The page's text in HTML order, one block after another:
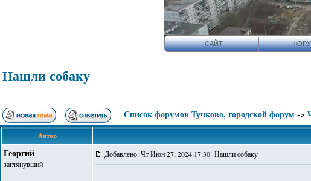
САЙТ
Нашли собаку
Список форумов Тучково, городской форум ->
Автор
Георгий
заглянувший
Добавлено: Чт Июн 27, 2024 17:30 Нашли собаку